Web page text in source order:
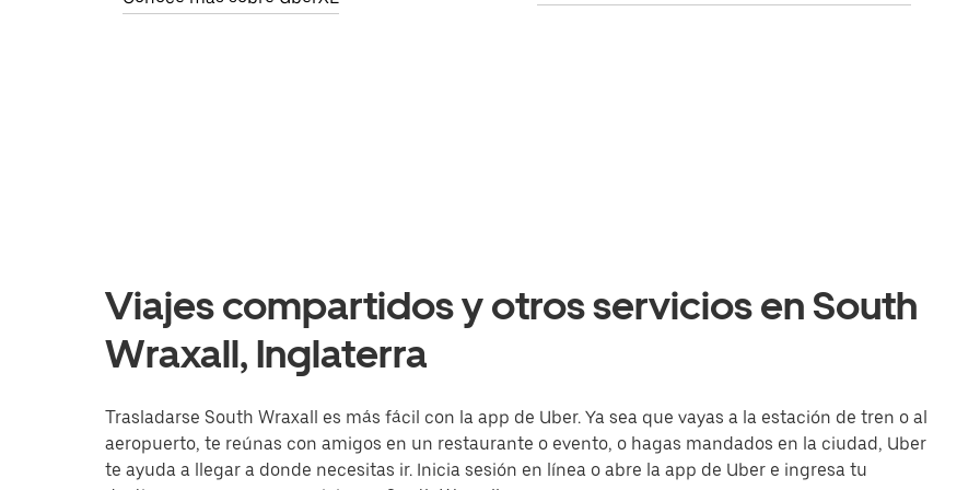
Viajes compartidos y otros servicios en South
Wraxall, Inglaterra
Trasladarse South Wraxall es más fácil con la app de Uber. Ya sea que vayas a la estación de tren o al
aeropuerto, te reúnas con amigos en un restaurante o evento, o hagas mandados en la ciudad, Uber
te ayuda a llegar a donde necesitas ir. Inicia sesión en línea o abre la app de Uber e ingresa tu